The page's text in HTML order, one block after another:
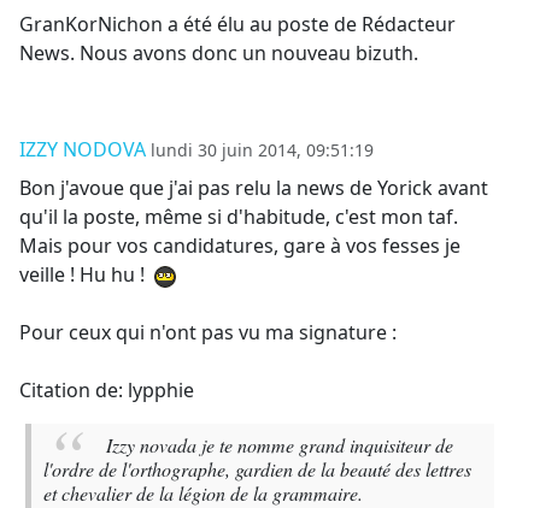
GranKorNichon a été élu au poste de Rédacteur
News. Nous avons donc un nouveau bizuth.
IZZY NODOVA lundi 30 juin 2014, 09:51:19
Bon j'avoue que j'ai pas relu la news de Yorick avant
qu'il la poste, même si d'habitude, c'est mon taf.
Mais pour vos candidatures, gare à vos fesses je
veille ! Hu hu !
Pour ceux qui n'ont pas vu ma signature :
Citation de: lypphie
Izzy novada je te nomme grand inquisiteur de
l'ordre de l'orthographe, gardien de la beauté des lettres
et chevalier de la légion de la grammaire.